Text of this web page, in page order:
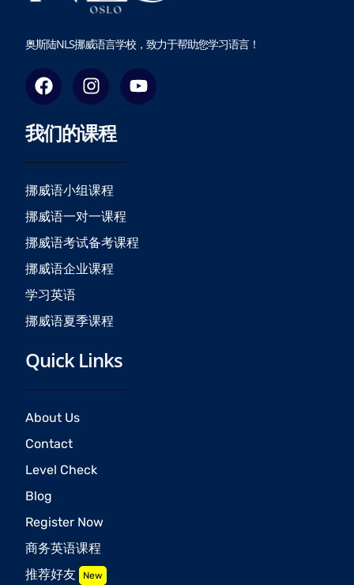
奥斯陆NLS挪威语言学校，致力于帮助您学习语言！
F
a
c
e
b
o
o
k
I
n
s
t
a
g
r
a
m
Y
o
u
我们的课程
挪威语小组课程
挪威语一对一课程
挪威语考试备考课程
挪威语企业课程
学习英语
挪威语夏季课程
Quick Links
About Us
Contact
Level Check
Blog
Register Now
商务英语课程
推荐好友 New